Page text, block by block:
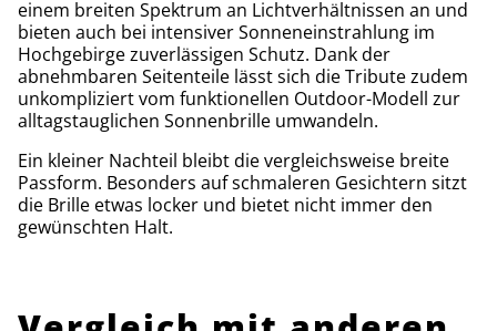
einem breiten Spektrum an Lichtverhältnissen an und
bieten auch bei intensiver Sonneneinstrahlung im
Hochgebirge zuverlässigen Schutz. Dank der
abnehmbaren Seitenteile lässt sich die Tribute zudem
unkompliziert vom funktionellen Outdoor-Modell zur
alltagstauglichen Sonnenbrille umwandeln.
Ein kleiner Nachteil bleibt die vergleichsweise breite
Passform. Besonders auf schmaleren Gesichtern sitzt
die Brille etwas locker und bietet nicht immer den
gewünschten Halt.